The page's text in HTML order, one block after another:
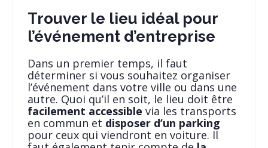
Trouver le lieu idéal pour
l’événement d’entreprise
Dans un premier temps, il faut
déterminer si vous souhaitez organiser
l’événement dans votre ville ou dans une
autre. Quoi qu’il en soit, le lieu doit être
facilement accessible via les transports
en commun et disposer d’un parking
pour ceux qui viendront en voiture. Il